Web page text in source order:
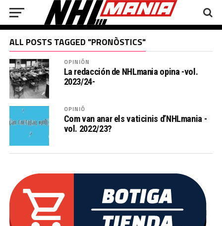
ALL POSTS TAGGED "PRONÒSTICS"
OPINIÓN
La redacción de NHLmania opina -vol.
2023/24-
OPINIÓ
Com van anar els vaticinis d’NHLmania -
vol. 2022/23?